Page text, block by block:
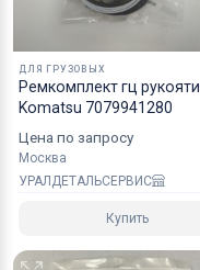
ДЛЯ ГРУЗОВЫХ
Ремкомплект гц рукояти
Komatsu 7079941280
Цена по запросу
Москва
УРАЛДЕТАЛЬСЕРВИС
Купить